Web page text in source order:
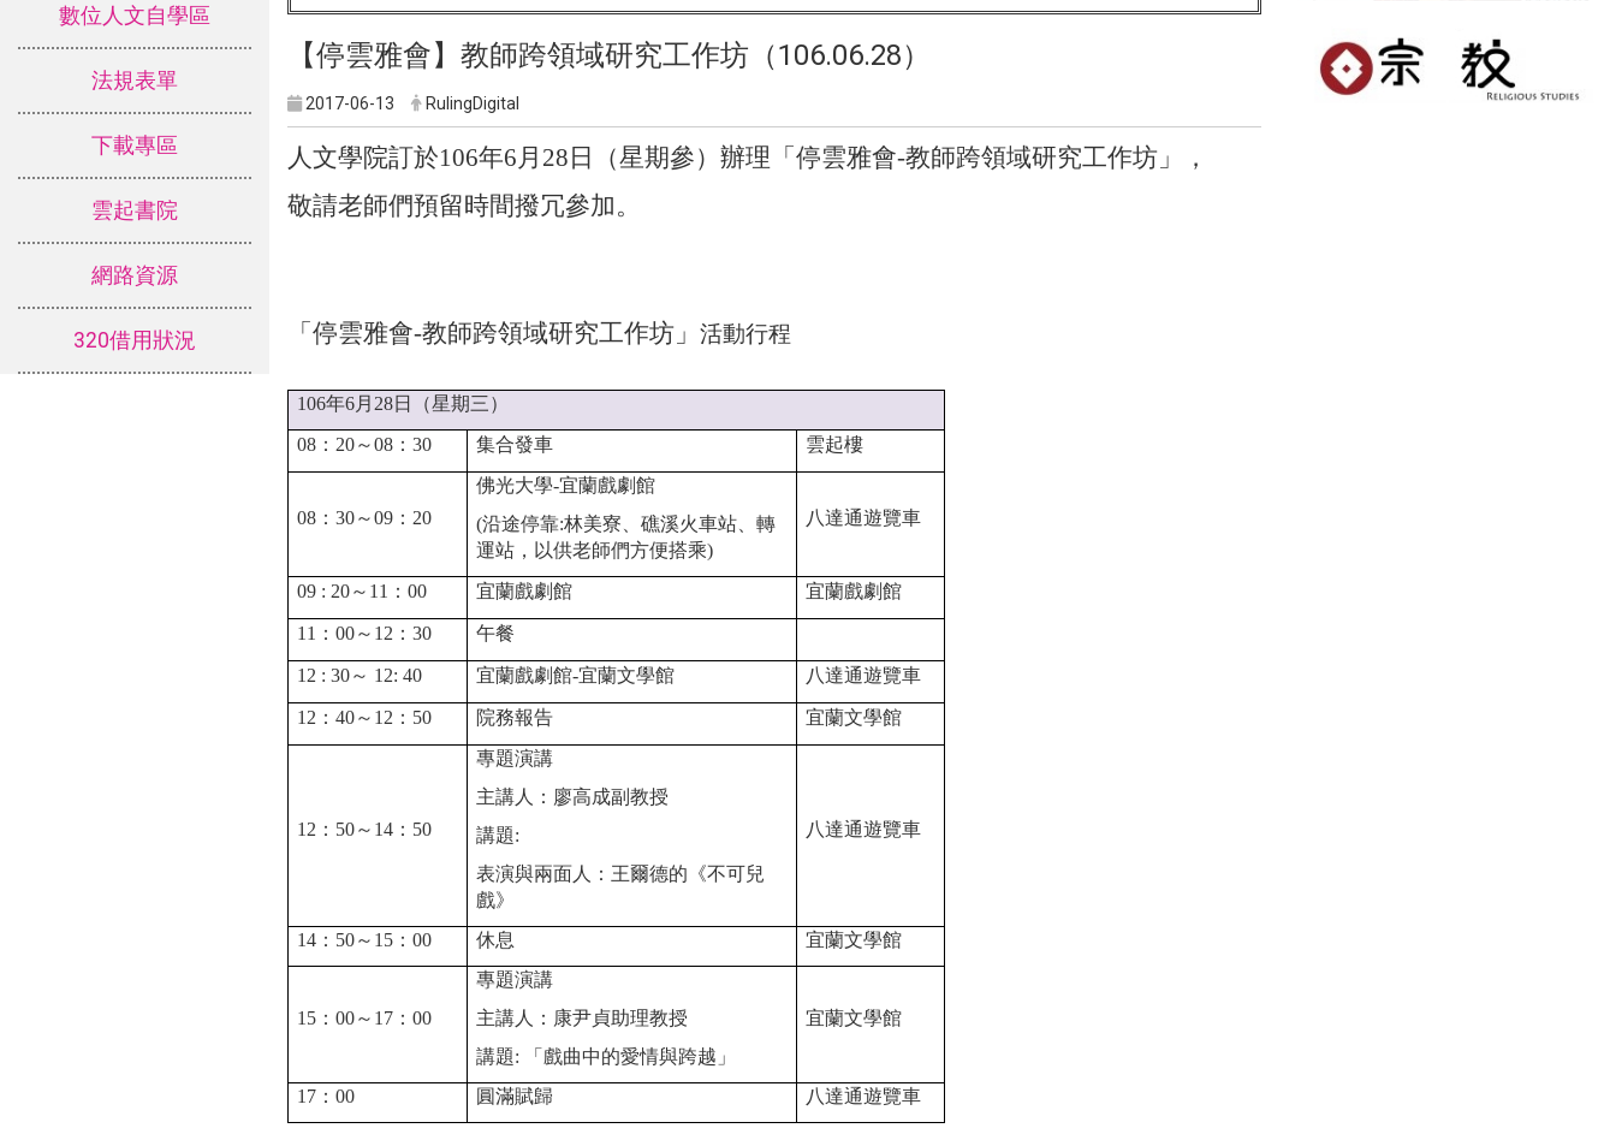
數位人文自學區
法規表單
下載專區
雲起書院
網路資源
320借用狀況
【停雲雅會】教師跨領域研究工作坊（106.06.28）
2017-06-13 RulingDigital
人文學院訂於106年6 月 28 日（星期參）辦理「停雲雅會-教師跨領域研究工作坊」，
敬請老師們預留時間撥冗參加。
「 停雲雅會-教師跨領域研究工作坊 」 活動行程
106年6月 28日（星期三）
08 ： 20～08 ：30 集合發車 雲起樓
08 ：30～09 ： 20
佛光大學-宜蘭戲劇館
(沿途停靠:林美寮、礁溪火車站、轉
運站，以供老師們方便搭乘)
八達通遊覽車
09 : 20～ 11 ：00 宜蘭戲劇館 宜蘭戲劇館
11 ：00～ 12 ：30 午餐
12 : 30～ 12: 40 宜蘭戲劇館-宜蘭文學館 八達通遊覽車
12 ：40～ 12 ： 50 院務報告 宜蘭文學館
12 ： 50～ 14 ： 50
專題演講
主講人：廖高成副教授
講題:
表演與兩面人：王爾德的《不可兒
戲》
八達通遊覽車
14 ： 50～ 15 ：00 休息 宜蘭文學館
15 ：00～ 17 ：00
專題演講
主講人：康尹貞助理教授
講題: 「戲曲中的愛情與跨越」
宜蘭文學館
17 ：00 圓滿賦歸 八達通遊覽車